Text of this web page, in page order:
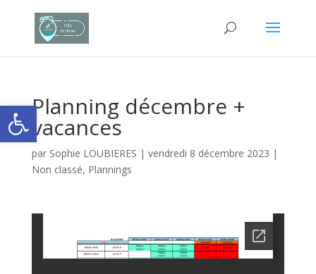
Ouvrir la barre d’outils
Planning décembre +
vacances
par Sophie LOUBIERES | vendredi 8 décembre 2023 |
Non classé, Plannings